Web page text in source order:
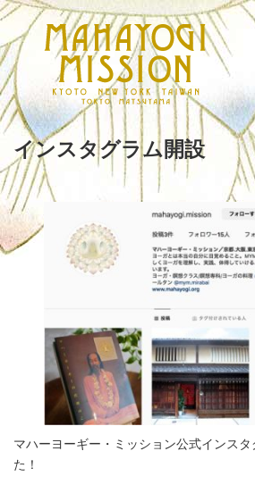
インスタグラム開設
マハーヨーギー・ミッション公式インス
た！